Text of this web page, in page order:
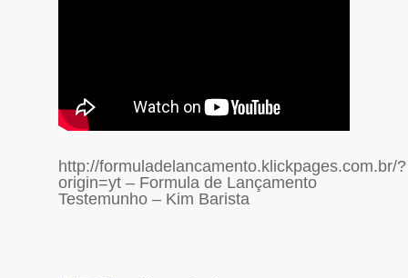
http://formuladelancamento.klickpages.com.br/?
origin=yt – Formula de Lançamento
Testemunho – Kim Barista